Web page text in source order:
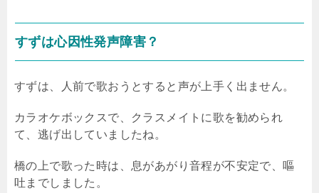
すずは心因性発声障害？
すずは、人前で歌おうとすると声が上手く出ません。
カラオケボックスで、クラスメイトに歌を勧められ
て、逃げ出していましたね。
橋の上で歌った時は、息があがり音程が不安定で、嘔
吐までしました。